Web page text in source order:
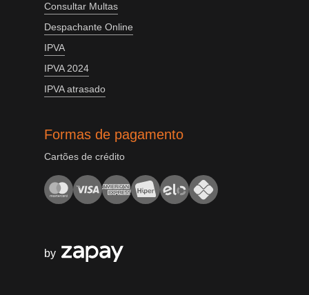
Consultar Multas
Despachante Online
IPVA
IPVA 2024
IPVA atrasado
Formas de pagamento
Cartões de crédito
by